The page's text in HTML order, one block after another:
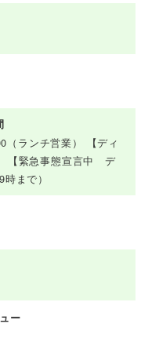
（ランチ営業） 【ディ
【緊急事態宣言中 デ
まで）
ー